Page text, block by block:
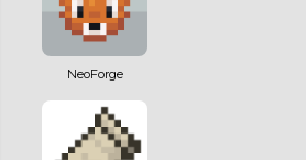
NeoForge